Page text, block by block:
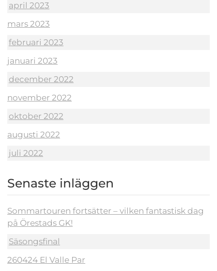
april 2023
mars 2023
februari 2023
januari 2023
december 2022
november 2022
oktober 2022
augusti 2022
juli 2022
Senaste inläggen
Sommartouren fortsätter – vilken fantastisk dag
på Örestads GK!
Säsongsfinal
260424 El Valle Par